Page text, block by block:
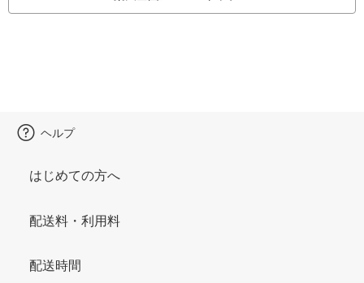
ヘルプ
はじめての方へ
配送料・利用料
配送時間